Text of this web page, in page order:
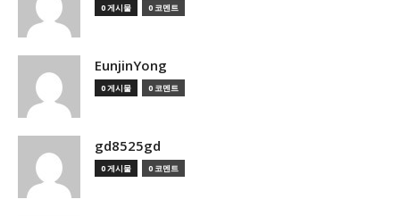
0 게시물 0 코멘트
EunjinYong
0 게시물 0 코멘트
gd8525gd
0 게시물 0 코멘트